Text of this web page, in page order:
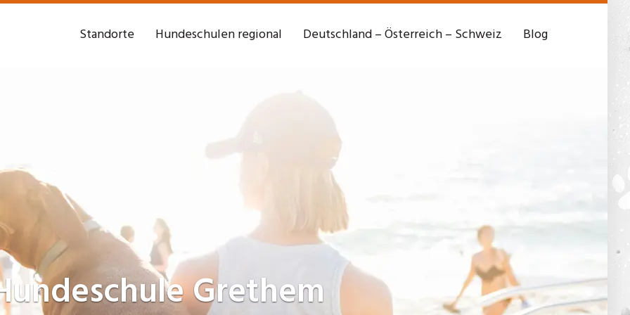
Standorte Hundeschulen regional Deutschland – Österreich – Schweiz Blog
Grethem